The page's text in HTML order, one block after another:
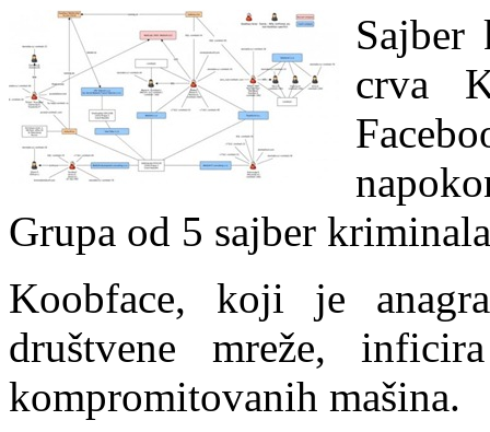
crva
Grupa od 5 sajber
Koobface, koji je
društvene mreže,
kompromitovanih mašina.